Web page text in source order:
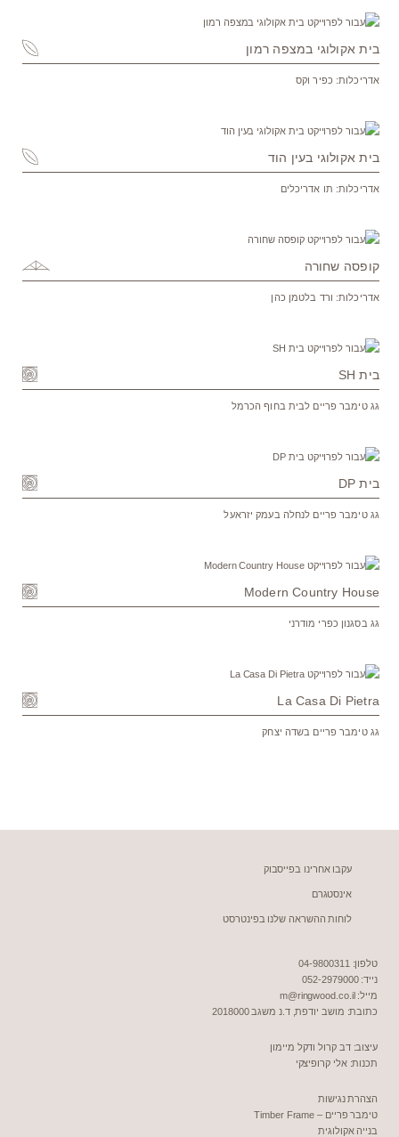
בית אקולוגי במצפה רמון
אדריכלות: כפיר וקס
בית אקולוגי בעין הוד
אדריכלות: תו אדריכלים
קופסה שחורה
אדריכלות: ורד בלטמן כהן
בית SH
גג טימבר פריים לבית בחוף הכרמל
בית DP
גג טימבר פריים לנחלה בעמק יזראעל
Modern Country House
גג בסגנון כפרי מודרני
La Casa Di Pietra
גג טימבר פריים בשדה יצחק
עיצוב:דב קרול ודקל מיימון
תכנות:אלי קרופיצקי
טלפון: 04-9800311
נייד:052-2979000
מייל:m@ringwood.co.il
כתובת: מושב יודפת, ד.נ משגב 2018000
עקבו אחרינו בפייסבוק
אינסטגרם
לוחות ההשראה שלנו בפינטרסט
הצהרת נגישות
טימבר פריים – Timber Frame
בנייה אקולוגית